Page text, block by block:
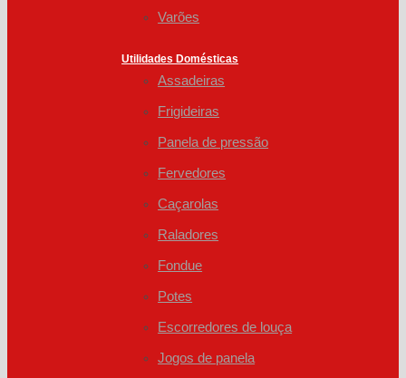
Varões
Utilidades Domésticas
Assadeiras
Frigideiras
Panela de pressão
Fervedores
Caçarolas
Raladores
Fondue
Potes
Escorredores de louça
Jogos de panela